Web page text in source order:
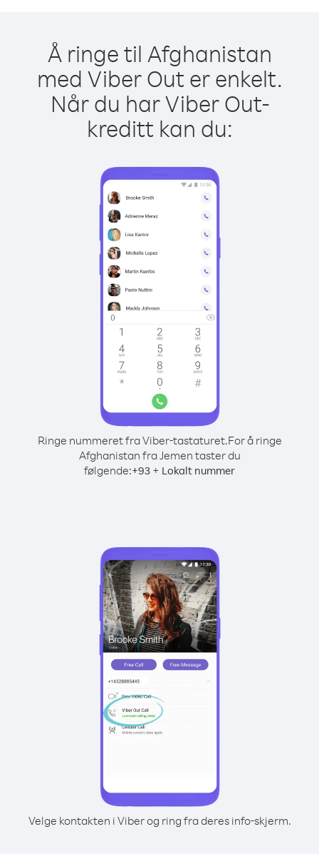
Å ringe til Afghanistan
med Viber Out er enkelt.
Når du har Viber Out-
kreditt kan du:
Ringe nummeret fra Viber-tastaturet.For å ringe
Afghanistan fra Jemen taster du
følgende:+93 + Lokalt nummer
Velge kontakten i Viber og ring fra deres info-skjerm.